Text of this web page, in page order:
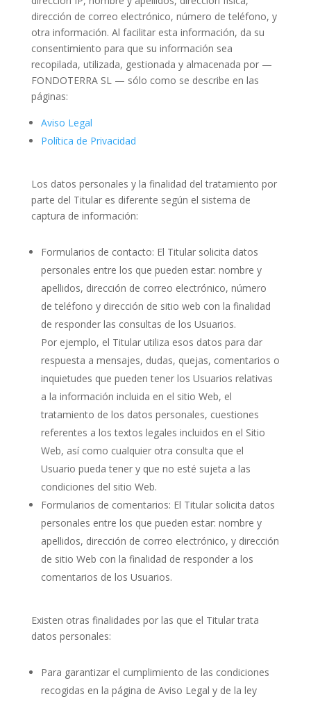
dirección de correo electrónico, número de teléfono, y
otra información. Al facilitar esta información, da su
consentimiento para que su información sea
recopilada, utilizada, gestionada y almacenada por —
FONDOTERRA SL — sólo como se describe en las
páginas:
Aviso Legal
Política de Privacidad
Los datos personales y la finalidad del tratamiento por
parte del Titular es diferente según el sistema de
captura de información:
Formularios de contacto: El Titular solicita datos
personales entre los que pueden estar: nombre y
apellidos, dirección de correo electrónico, número
de teléfono y dirección de sitio web con la finalidad
de responder las consultas de los Usuarios.
Por ejemplo, el Titular utiliza esos datos para dar
respuesta a mensajes, dudas, quejas, comentarios o
inquietudes que pueden tener los Usuarios relativas
a la información incluida en el sitio Web, el
tratamiento de los datos personales, cuestiones
referentes a los textos legales incluidos en el Sitio
Web, así como cualquier otra consulta que el
Usuario pueda tener y que no esté sujeta a las
condiciones del sitio Web.
Formularios de comentarios: El Titular solicita datos
personales entre los que pueden estar: nombre y
apellidos, dirección de correo electrónico, y dirección
de sitio Web con la finalidad de responder a los
comentarios de los Usuarios.
Existen otras finalidades por las que el Titular trata
datos personales:
Para garantizar el cumplimiento de las condiciones
recogidas en la página de Aviso Legal y de la ley